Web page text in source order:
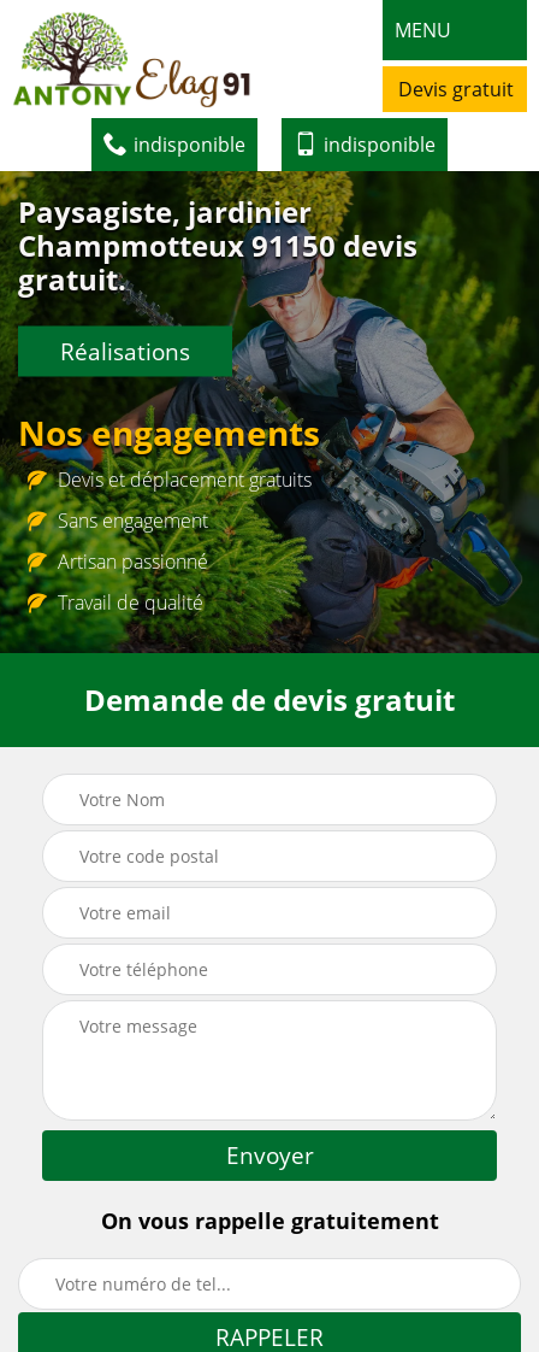
MENU
Devis gratuit
indisponible indisponible
Paysagiste, jardinier
Champmotteux 91150 devis
gratuit.
Réalisations
Nos engagements
Devis et déplacement gratuits
Sans engagement
Artisan passionné
Travail de qualité
Demande de devis gratuit
On vous rappelle gratuitement